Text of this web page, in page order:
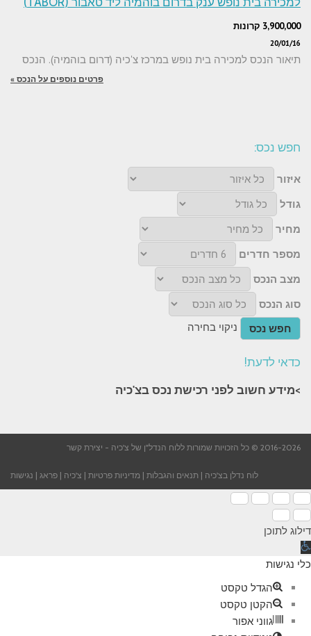
3,900,000 קרונות
20/01/16
תיאור הנכס למכירה בית נופש במרכז צ'כיה (דרום בוהמיה). הנכס
פרטים נוספים על הנכס »
חפש נכס:
איזור
גודל
מחיר
מספר חדרים
מצב הנכס
סוג הנכס
חפש נכס
ניקוי בחירה
כדאי לדעת!
>מידע חשוב לפני רכישת נכס בצ'כיה​
2016-2026 © כל הזכויות שמורות ללוח הנדל"ן של צ'כיה - יצירת קשר
לוח נדלן בצ'כיה | תנאים והגבלות | מדיניות פרטיות | צ'כיה | פראג | נגישות
דילוג לתוכן
פתח
סרגל
כלי נגישות
הגדל טקסט
הקטן טקסט
גווני אפור